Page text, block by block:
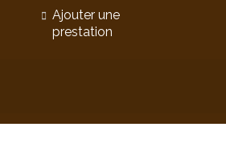
Ajouter une
prestation